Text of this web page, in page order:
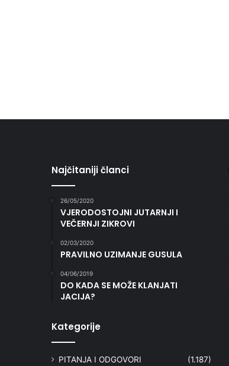
Najčitaniji članci
26/05/2020
VJERODOSTOJNI JUTARNJI I
VEČERNJI ZIKROVI
02/03/2020
PRAVILNO UZIMANJE GUSULA
04/06/2019
DO KADA SE MOŽE KLANJATI
JACIJA?
Kategorije
PITANJA I ODGOVORI (1.187)